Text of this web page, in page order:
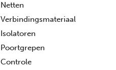
Netten
Verbindingsmateriaal
Isolatoren
Poortgrepen
Controle